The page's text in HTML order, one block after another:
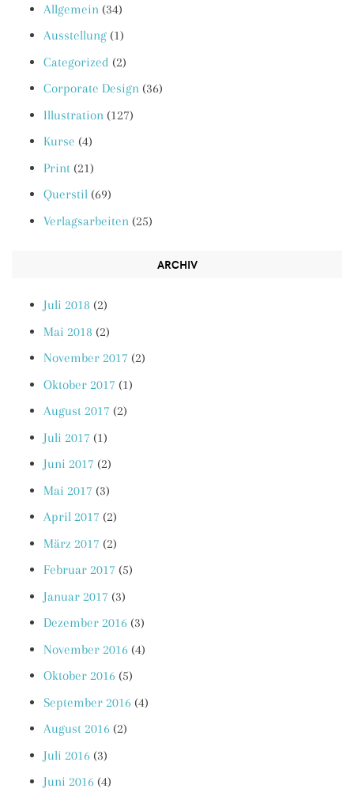
Allgemein (34)
Ausstellung (1)
Categorized (2)
Corporate Design (36)
Illustration (127)
Kurse (4)
Print (21)
Querstil (69)
Verlagsarbeiten (25)
ARCHIV
Juli 2018 (2)
Mai 2018 (2)
November 2017 (2)
Oktober 2017 (1)
August 2017 (2)
Juli 2017 (1)
Juni 2017 (2)
Mai 2017 (3)
April 2017 (2)
März 2017 (2)
Februar 2017 (5)
Januar 2017 (3)
Dezember 2016 (3)
November 2016 (4)
Oktober 2016 (5)
September 2016 (4)
August 2016 (2)
Juli 2016 (3)
Juni 2016 (4)